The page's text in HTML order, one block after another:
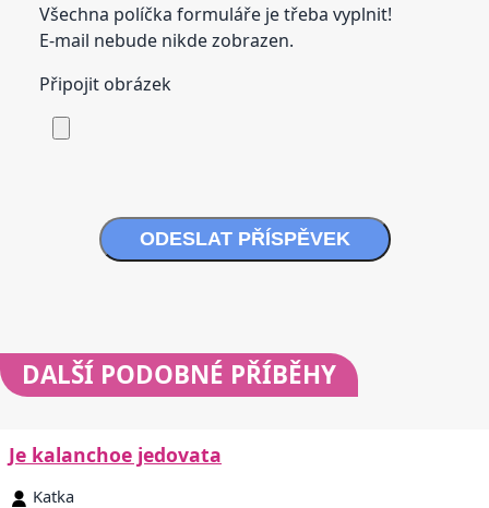
Všechna políčka formuláře je třeba vyplnit!
E-mail nebude nikde zobrazen.
Připojit obrázek
ODESLAT PŘÍSPĚVEK
DALŠÍ PODOBNÉ PŘÍBĚHY
Je kalanchoe jedovata
Katka